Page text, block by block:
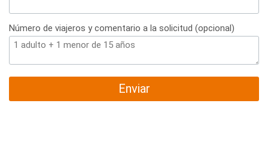
Número de viajeros y comentario a la solicitud (opcional)
Enviar